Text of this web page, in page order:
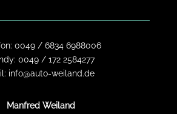
0049 / 6834 6988006
0049 / 172 2584277
info@auto-weiland.de
Manfred Weiland